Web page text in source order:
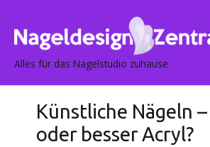
Alles für das Nagelstudio zuhause
Künstliche Nägeln
oder besser Acryl?
navigation